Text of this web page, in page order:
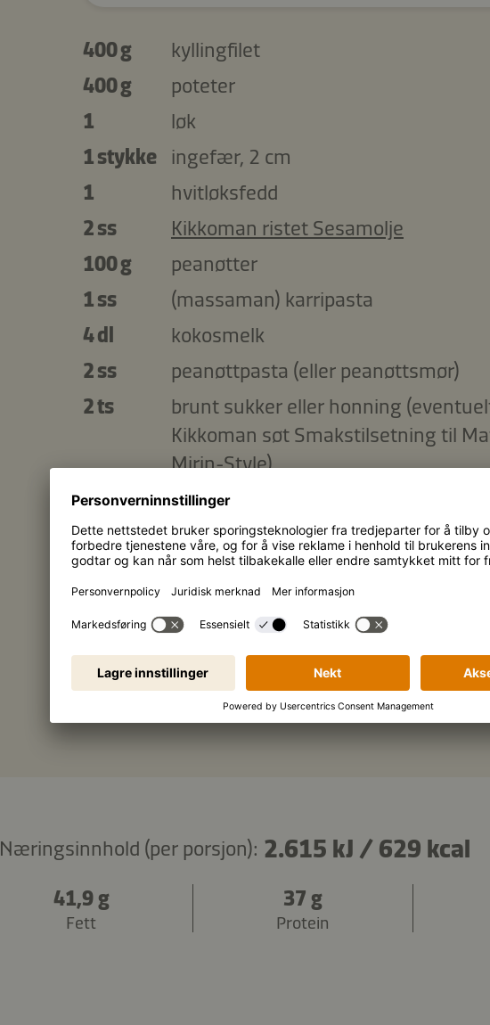
400 g
kyllingfilet
400 g
poteter
1
løk
1 stykke ingefær, 2 cm
1
hvitløksfedd
2 ss
Kikkoman ristet Sesamolje
100 g
peanøtter
1 ss
(massaman) karripasta
4 dl
kokosmelk
2 ss
peanøttpasta (eller peanøttsmør)
2 ts
brunt sukker eller honning
Kikkoman søt Smakstilsetning til
Mirin-Style)
4 ss
Kikkoman Ponzu - En Blanding av
eddik og Sitronaroma
3 ss
Kikkoman Naturlig Brygget
½ bunt
koriander
Kopier ingredienser
Næringsinnhold (per porsjon): 2.615 kJ / 629 kcal
41,9 g
Fett
37 g
Protein